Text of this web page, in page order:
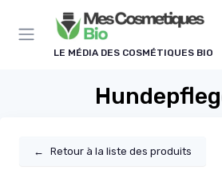
LE MÉDIA DES COSMÉTIQUES BIO
← Retour à la liste des produits
Panneau de gestion des cookies